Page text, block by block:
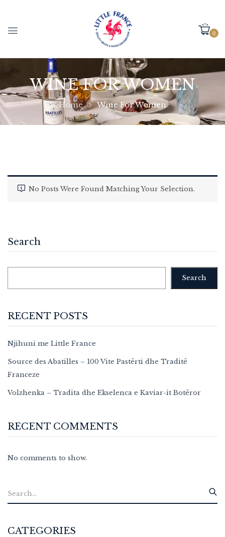
0
WINE FOR WOMEN
Home Wine For Women
No Posts Were Found Matching Your Selection.
Search
Search
RECENT POSTS
Njihuni me Little France
Source des Abatilles – 100 Vite Pastërti dhe Traditë
Franceze
Volzhenka – Tradita dhe Ekselenca e Kaviar-it Botëror
RECENT COMMENTS
No comments to show.
CATEGORIES